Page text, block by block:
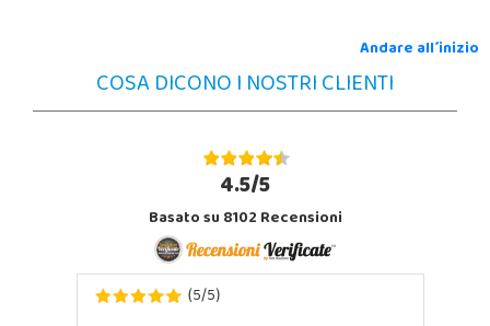
Andare all´inizio
COSA DICONO I NOSTRI CLIENTI
4.5/5
Basato su 8102 Recensioni
(5/5)